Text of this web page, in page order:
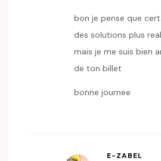
bon je pense que
des solutions plus
mais je me suis bien
de ton billet
bonne journee
E-ZABEL